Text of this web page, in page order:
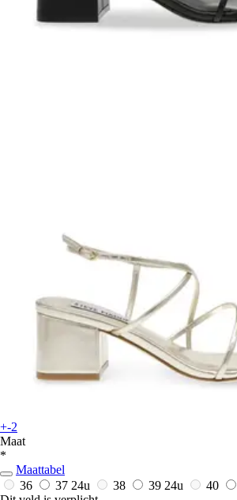
+-2
Maat
*
Maattabel
36
37 24u 38 39 24u 40